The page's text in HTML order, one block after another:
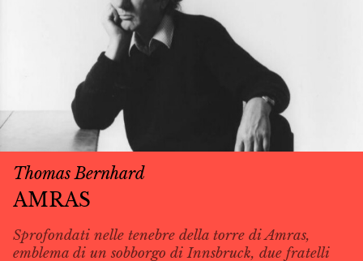
Thomas Bernhard
AMRAS
Sprofondati nelle tenebre della torre di Amras,
emblema di un sobborgo di Innsbruck, due fratelli